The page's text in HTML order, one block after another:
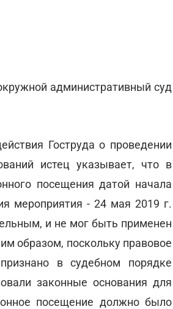
административный суд
Гоструда о проведении
истец указывает, что в
посещения датой начала
мероприятия - 24 мая 2019 г.
и не мог быть применен
образом, поскольку правовое
в судебном порядке
законные основания для
посещение должно было